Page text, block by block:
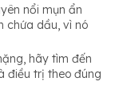
nổi mụn ẩn
chứa dầu, vì nó
hãy tìm đến
điều trị theo đúng